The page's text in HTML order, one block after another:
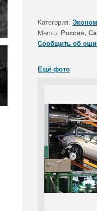
Категория:
Место: Россия,
Сообщить об
Ещё фото